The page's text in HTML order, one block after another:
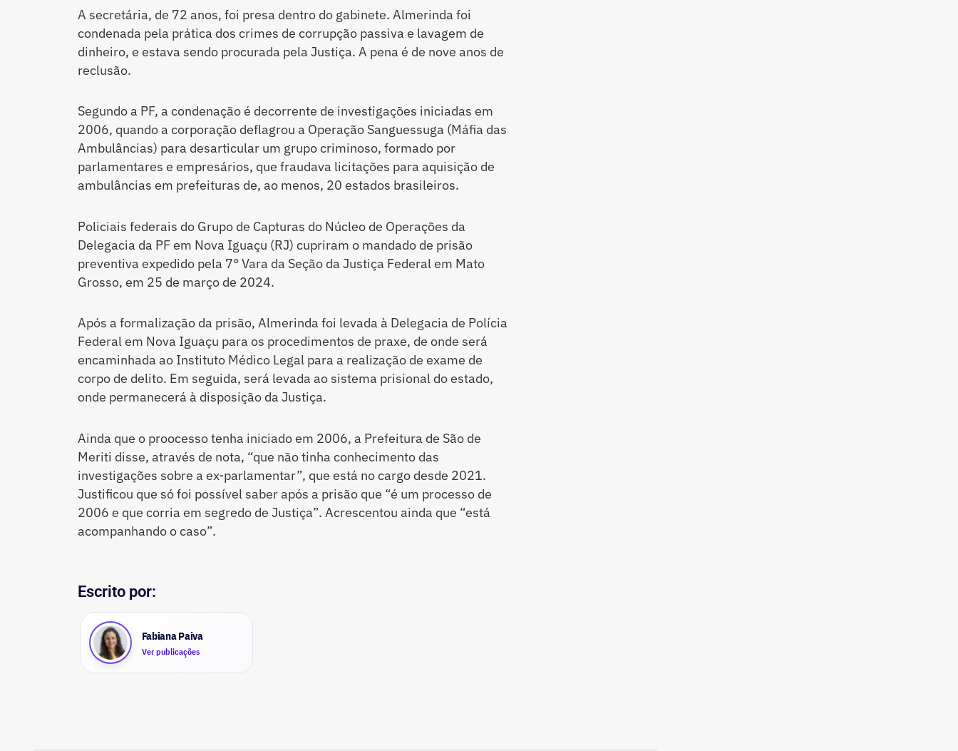
A secretária, de 72 anos, foi presa dentro do gabinete. Almerinda foi
condenada pela prática dos crimes de corrupção passiva e lavagem de
dinheiro, e estava sendo procurada pela Justiça. A pena é de nove anos de
reclusão.
Segundo a PF, a condenação é decorrente de investigações iniciadas em
2006, quando a corporação deflagrou a Operação Sanguessuga (Máfia das
Ambulâncias) para desarticular um grupo criminoso, formado por
parlamentares e empresários, que fraudava licitações para aquisição de
ambulâncias em prefeituras de, ao menos, 20 estados brasileiros.
Policiais federais do Grupo de Capturas do Núcleo de Operações da
Delegacia da PF em Nova Iguaçu (RJ) cupriram o mandado de prisão
preventiva expedido pela 7° Vara da Seção da Justiça Federal em Mato
Grosso, em 25 de março de 2024.
Após a formalização da prisão, Almerinda foi levada à Delegacia de Polícia
Federal em Nova Iguaçu para os procedimentos de praxe, de onde será
encaminhada ao Instituto Médico Legal para a realização de exame de
corpo de delito. Em seguida, será levada ao sistema prisional do estado,
onde permanecerá à disposição da Justiça.
Ainda que o proocesso tenha iniciado em 2006, a Prefeitura de São de
Meriti disse, através de nota, “que não tinha conhecimento das
investigações sobre a ex-parlamentar”, que está no cargo desde 2021.
Justificou que só foi possível saber após a prisão que “é um processo de
2006 e que corria em segredo de Justiça”. Acrescentou ainda que “está
acompanhando o caso”.
Escrito por:
Fabiana Paiva
Ver publicações